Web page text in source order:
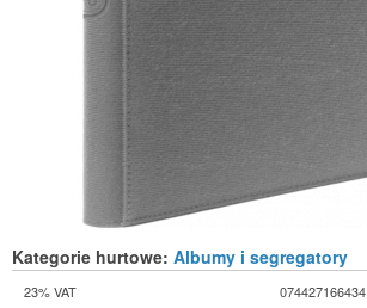
Kategorie hurtowe: Albumy i segregatory
23% VAT
074427166434